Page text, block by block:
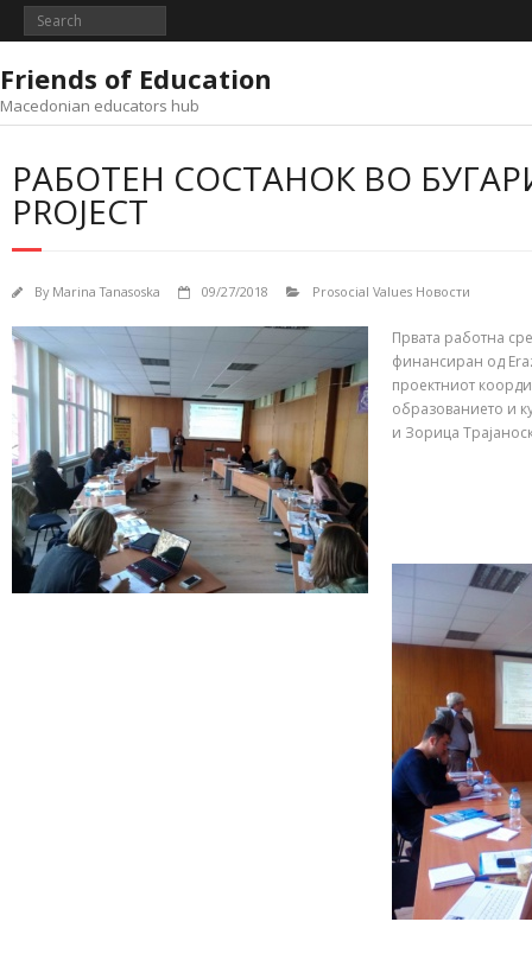
Skip
Friends of Education
Macedonian educators hub
РАБОТЕН СОСТАНОК ВО
PROJECT
By Marina Tanasoska 09/27/2018 Prosocial Values Новости
Првата работна
финансиран од
проектниот
образованието и
и Зорица